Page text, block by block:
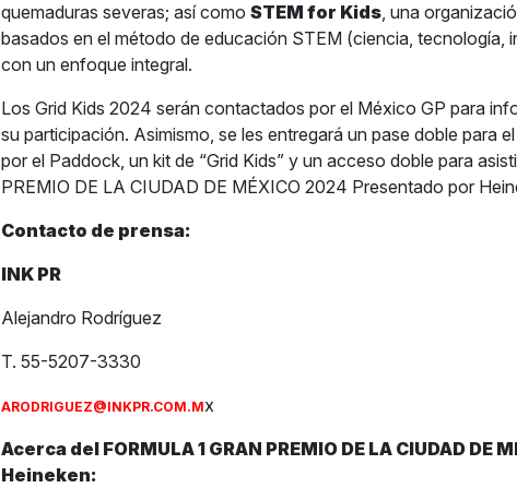
quemaduras severas; así como STEM for Kids, una
basados en elmétodo de educación STEM (ciencia, tecnología,
con un enfoque integral.
Los Grid Kids 2024 serán contactados por el México GP para
su participación. Asimismo, se les entregará un pase doble para
por el Paddock, un kit de “Grid Kids” y un acceso doble para
PREMIO DE LA CIUDAD DE MÉXICO 2024 Presentado por
Contacto de prensa:
INK PR
Alejandro Rodríguez
T. 55-5207-3330
ARODRIGUEZ@INKPR.COM.Mx
Acerca del FORMULA 1 GRAN PREMIO DE LA CIUDAD DE
Heineken: